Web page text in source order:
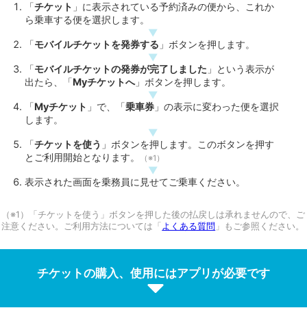
「チケット 」に表示されている予約済みの便から、これか
ら乗車する便を選択します。
「モバイルチケットを発券する 」ボタンを押します。
「モバイルチケットの発券が完了しました 」という表示が
出たら、「Myチケットへ」ボタンを押します。
「Myチケット 」で、「乗車券」の表示に変わった便を選択
します。
「チケットを使う 」ボタンを押します。このボタンを押す
とご利用開始となります。
（※1）
表示された画面を乗務員に見せてご乗車ください。
（※1）「チケットを使う」ボタンを押した後の払戻しは承れませんので、ご
注意ください。ご利用方法については「 よくある質問 」もご参照ください。
チケットの購入、使用にはアプリが必要です